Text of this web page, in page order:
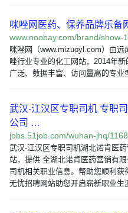
咪唑网医药、保养品牌乐备
www.noobay.com/brand/show-
咪唑网（www.mizuoyl.com）由
唑行业专业的化工网站，2014年
广泛、数据丰富、访问量高的专业
武汉-江汉区专职司机 专职
公司 …
jobs.51job.com/wuhan-jhq/
武汉-江汉区专职司机湖北诺肯医
站，提供 全湖北诺肯医药营销有
司机相关职业信息。帮助您顺利
无忧招聘网站助您开启崭新职业生